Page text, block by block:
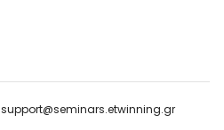
support@seminars.etwinning.gr